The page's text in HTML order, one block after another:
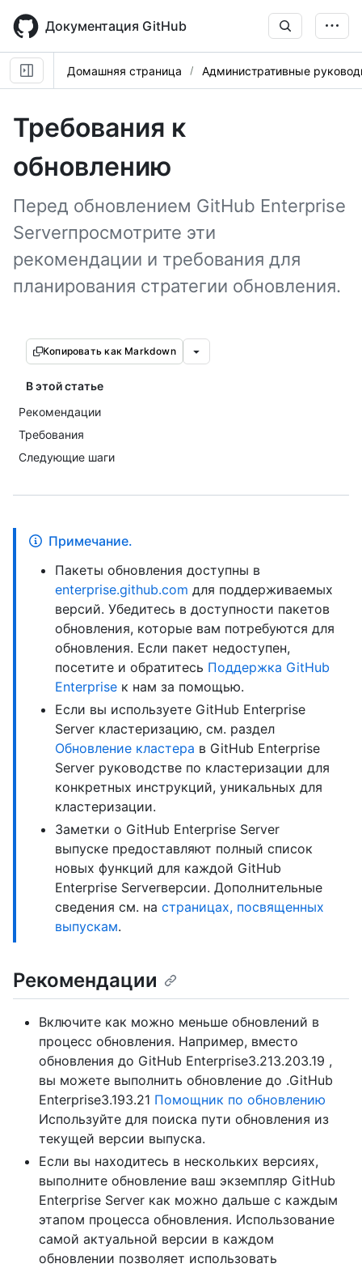
main
content
Документация GitHub
Домашняя страница Административные
Требования к
обновлению
Перед обновлением GitHub Enterprise
Serverпросмотрите эти
рекомендации и требования для
планирования стратегии обновления.
Копировать как Markdown
В этой статье
Рекомендации
Требования
Следующие шаги
Примечание.
Пакеты обновления доступны в
enterprise.github.com для поддерживаемых
версий. Убедитесь в доступности пакетов
обновления, которые вам потребуются для
обновления. Если пакет недоступен,
посетите и обратитесь Поддержка GitHub
Enterprise к нам за помощью.
Если вы используете GitHub Enterprise
Server кластеризацию, см. раздел
Обновление кластера в GitHub Enterprise
Server руководстве по кластеризации для
конкретных инструкций, уникальных для
кластеризации.
Заметки о GitHub Enterprise Server
выпуске предоставляют полный список
новых функций для каждой GitHub
Enterprise Serverверсии. Дополнительные
сведения см. на страницах, посвященных
выпускам.
Рекомендации
Включите как можно меньше обновлений в
процесс обновления. Например, вместо
обновления до GitHub Enterprise3.213.203.19 ,
вы можете выполнить обновление до .GitHub
Enterprise3.193.21 Помощник по обновлению
Используйте для поиска пути обновления из
текущей версии выпуска.
Если вы находитесь в нескольких версиях,
выполните обновление ваш экземпляр GitHub
Enterprise Server как можно дальше с каждым
этапом процесса обновления. Использование
самой актуальной версии в каждом
обновлении позволяет использовать